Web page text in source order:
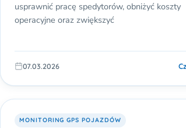
usprawnić pracę spedytorów, obniżyć koszty
operacyjne oraz zwiększyć
07.03.2026
MONITORING GPS POJAZDÓW